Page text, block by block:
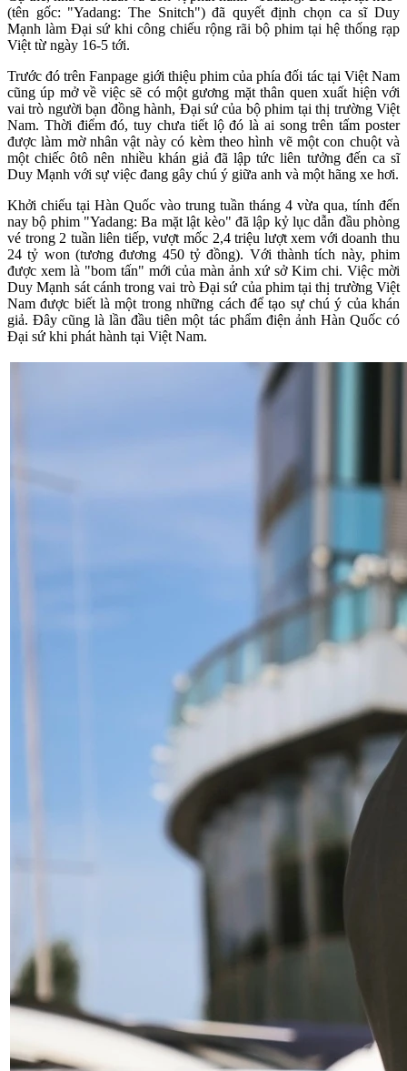
(tên gốc: "Yadang: The Snitch") đã quyết định chọn ca sĩ Duy
Mạnh làm Đại sứ khi công chiếu rộng rãi bộ phim tại hệ thống rạp
Việt từ ngày 16-5 tới.
Trước đó trên Fanpage giới thiệu phim của phía đối tác tại Việt Nam
cũng úp mở về việc sẽ có một gương mặt thân quen xuất hiện với
vai trò người bạn đồng hành, Đại sứ của bộ phim tại thị trường Việt
Nam. Thời điểm đó, tuy chưa tiết lộ đó là ai song trên tấm poster
được làm mờ nhân vật này có kèm theo hình vẽ một con chuột và
một chiếc ôtô nên nhiều khán giả đã lập tức liên tưởng đến ca sĩ
Duy Mạnh với sự việc đang gây chú ý giữa anh và một hãng xe hơi.
Khởi chiếu tại Hàn Quốc vào trung tuần tháng 4 vừa qua, tính đến
nay bộ phim "Yadang: Ba mặt lật kèo" đã lập kỷ lục dẫn đầu phòng
vé trong 2 tuần liên tiếp, vượt mốc 2,4 triệu lượt xem với doanh thu
24 tỷ won (tương đương 450 tỷ đồng). Với thành tích này, phim
được xem là "bom tấn" mới của màn ảnh xứ sở Kim chi. Việc mời
Duy Mạnh sát cánh trong vai trò Đại sứ của phim tại thị trường Việt
Nam được biết là một trong những cách để tạo sự chú ý của khán
giả. Đây cũng là lần đầu tiên một tác phẩm điện ảnh Hàn Quốc có
Đại sứ khi phát hành tại Việt Nam.